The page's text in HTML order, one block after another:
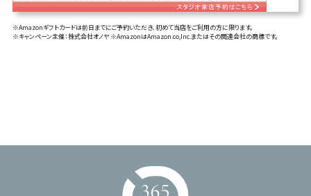
※Amazonギフトカードは前日までにご予約いただき、初めて当店をご利用の方に限ります。
※キャンペーン主催：株式会社オノヤ ※AmazonはAmazon.co,Inc.またはその関連会社の商標です。